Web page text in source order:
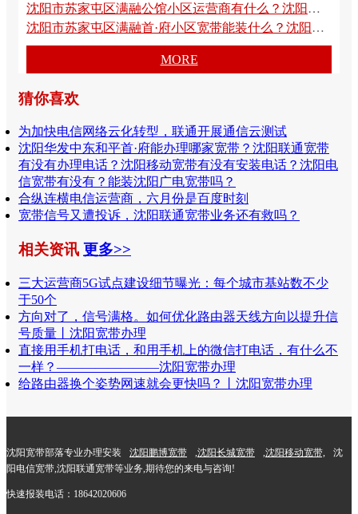
沈阳市苏家屯区满融公馆小区运营商有什么？沈阳联通宽带 沈阳电信宽带 沈阳移动宽带 沈阳广电宽带 沈阳沃方宽 沈阳长城宽带 沈阳鹏博宽带 沈阳鹏博士宽带 沈阳方正宽带有哪家
沈阳市苏家屯区满融首·府小区宽带能装什么？沈阳联通宽带 沈阳电信宽带 沈阳移动宽带 沈阳广电宽带 沈阳沃方宽 沈阳长城宽带 沈阳鹏博宽带 沈阳鹏博士宽带还是沈阳方正宽带
MORE
猜你喜欢
为加快电信网络云化转型，联通开展通信云测试
沈阳华发中东和平首·府能办理哪家宽带？沈阳联通宽带
有没有办理电话？沈阳移动宽带有没有安装电话？沈阳电
信宽带有没有？能装沈阳广电宽带吗？
合纵连横电信运营商，六月份是百度时刻
宽带信号又遭投诉，沈阳联通宽带业务还有救吗？
相关资讯 更多>>
三大运营商5G试点建设细节曝光：每个城市基站数不少
于50个
方向对了，信号满格。如何优化路由器天线方向以提升信
号质量丨沈阳宽带办理
直接用手机打电话，和用手机上的微信打电话，有什么不
一样？————————沈阳宽带办理
给路由器换个姿势网速就会更快吗？丨沈阳宽带办理
沈阳宽带部落专业办理安装 沈阳鹏博宽带 ,沈阳长城宽带 ,沈阳移动宽带,
沈
阳电信宽带,沈阳联通宽带等业务,期待您的来电与咨询!
快速报装电话：18642020606